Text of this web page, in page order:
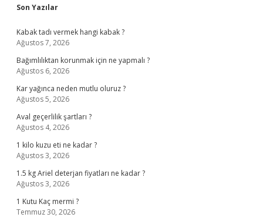
Sidebar
Son Yazılar
Kabak tadı vermek hangi kabak ?
Ağustos 7, 2026
Bağımlılıktan korunmak için ne yapmalı ?
Ağustos 6, 2026
Kar yağınca neden mutlu oluruz ?
Ağustos 5, 2026
Aval geçerlilik şartları ?
Ağustos 4, 2026
1 kilo kuzu eti ne kadar ?
Ağustos 3, 2026
1.5 kg Ariel deterjan fiyatları ne kadar ?
Ağustos 3, 2026
1 Kutu Kaç mermi ?
Temmuz 30, 2026